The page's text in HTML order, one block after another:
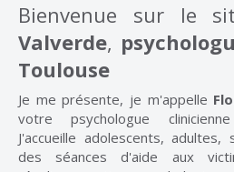
Bienvenue sur le
Valverde,
Toulouse
Je me présente, je m'appelle
votre psychologue
J'accueille adolescents,
des séances d'aide aux